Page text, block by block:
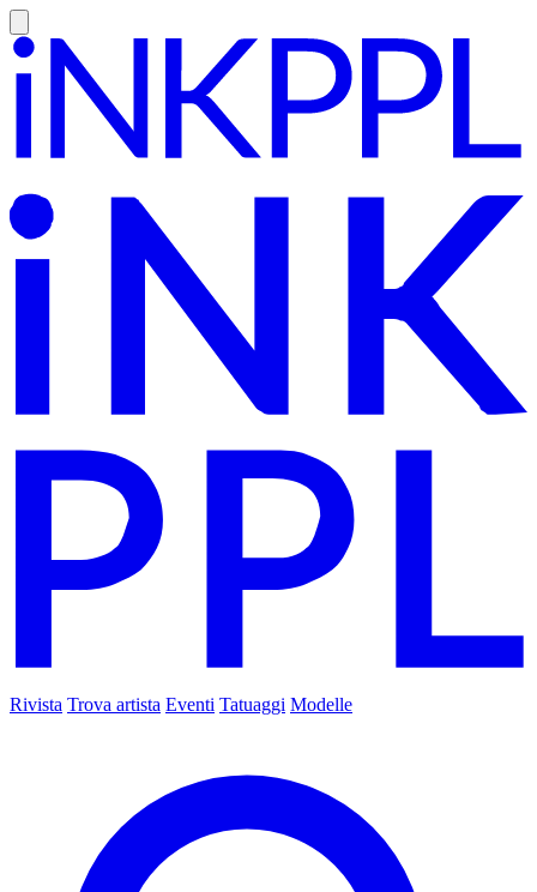
Rivista Trova artista Eventi Tatuaggi Modelle